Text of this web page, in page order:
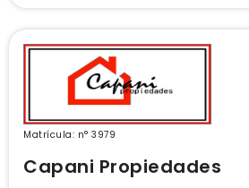
Capani Propiedades
Matrícula: n° 3979